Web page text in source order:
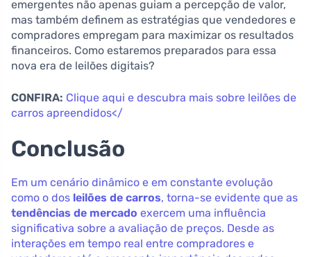
emergentes não apenas guiam a percepção de valor,
mas também definem as estratégias que vendedores e
compradores empregam para maximizar os resultados
financeiros. Como estaremos preparados para essa
nova era de leilões digitais?
CONFIRA: Clique aqui e descubra mais sobre leilões de
carros apreendidos</
Conclusão
Em um cenário dinâmico e em constante evolução
como o dos leilões de carros, torna-se evidente que as
tendências de mercado exercem uma influência
significativa sobre a avaliação de preços. Desde as
interações em tempo real entre compradores e